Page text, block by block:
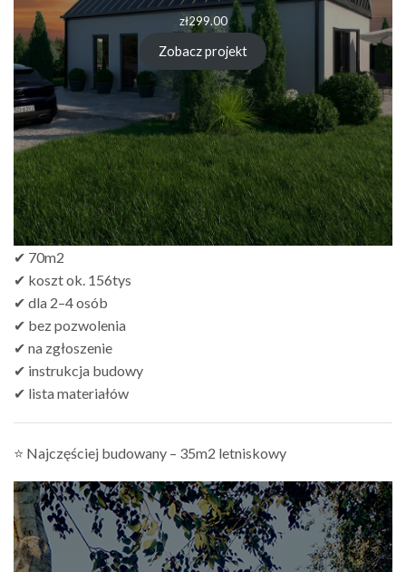
zł299.00
Zobacz projekt
✔ 70m2
✔ koszt ok. 156tys
✔ dla 2–4 osób
✔ bez pozwolenia
✔ na zgłoszenie
✔ instrukcja budowy
✔ lista materiałów
⭐ Najczęściej budowany – 35m2 letniskowy